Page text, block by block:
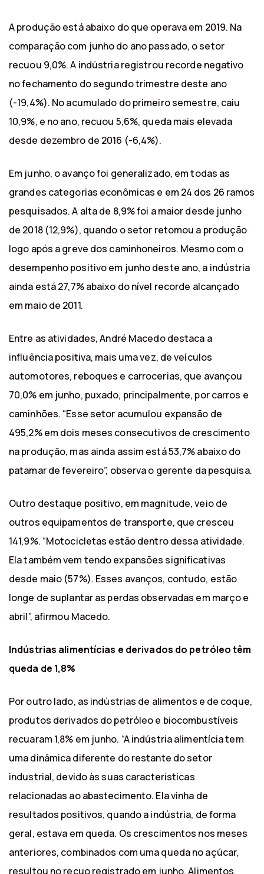
A produção está abaixo do que operava em 2019. Na
comparação com junho do ano passado, o setor
recuou 9,0%. A indústria registrou recorde negativo
no fechamento do segundo trimestre deste ano
(-19,4%). No acumulado do primeiro semestre, caiu
10,9%, e no ano, recuou 5,6%, queda mais elevada
desde dezembro de 2016 (-6,4%).
Em junho, o avanço foi generalizado, em todas as
grandes categorias econômicas e em 24 dos 26 ramos
pesquisados. A alta de 8,9% foi a maior desde junho
de 2018 (12,9%), quando o setor retomou a produção
logo após a greve dos caminhoneiros. Mesmo com o
desempenho positivo em junho deste ano, a indústria
ainda está 27,7% abaixo do nível recorde alcançado
em maio de 2011.
Entre as atividades, André Macedo destaca a
influência positiva, mais uma vez, de veículos
automotores, reboques e carrocerias, que avançou
70,0% em junho, puxado, principalmente, por carros e
caminhões. “Esse setor acumulou expansão de
495,2% em dois meses consecutivos de crescimento
na produção, mas ainda assim está 53,7% abaixo do
patamar de fevereiro”, observa o gerente da pesquisa.
Outro destaque positivo, em magnitude, veio de
outros equipamentos de transporte, que cresceu
141,9%. “Motocicletas estão dentro dessa atividade.
Ela também vem tendo expansões significativas
desde maio (57%). Esses avanços, contudo, estão
longe de suplantar as perdas observadas em março e
abril”, afirmou Macedo.
Indústrias alimentícias e derivados do petróleo têm
queda de 1,8%
Por outro lado, as indústrias de alimentos e de coque,
produtos derivados do petróleo e biocombustíveis
recuaram 1,8% em junho. “A indústria alimentícia tem
uma dinâmica diferente do restante do setor
industrial, devido às suas características
relacionadas ao abastecimento. Ela vinha de
resultados positivos, quando a indústria, de forma
geral, estava em queda. Os crescimentos nos meses
anteriores, combinados com uma queda no açúcar,
resultou no recuo registrado em junho. Alimentos,